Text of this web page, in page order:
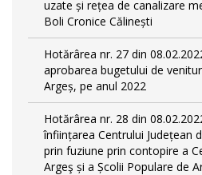
uzate și rețea de canalizare
Boli Cronice Călinești
Hotărârea nr. 27 din
aprobarea bugetului de
Argeș, pe anul 2022
Hotărârea nr. 28 din
înființarea Centrului Județean
prin fuziune prin contopire a
Argeş și a Școlii Populare de